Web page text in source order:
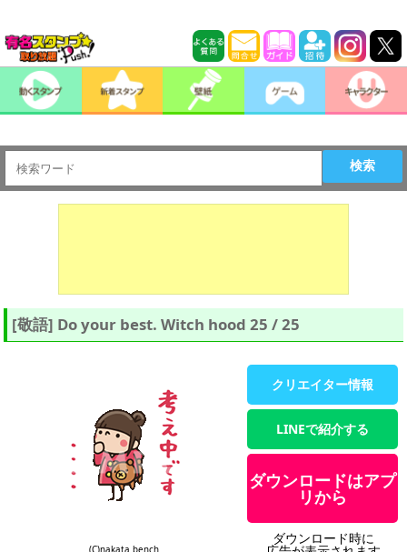
検索
[敬語] Do your best. Witch hood 25 / 25
クリエイター情報
LINEで紹介する
ダウンロードはアプ
リから
ダウンロード時に